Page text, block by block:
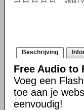
Beschrijving
Free Audio to
Voeg een
toe aan je
eenvoudig!